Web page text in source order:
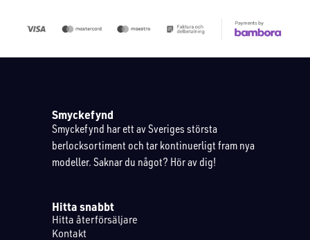
Smyckefynd
Smyckefynd har ett av Sveriges största
berlocksortiment och tar kontinuerligt fram nya
modeller. Saknar du något? Hör av dig!
Hitta snabbt
Hitta återförsäljare
Kontakt